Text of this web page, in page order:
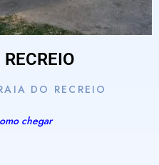
DO RECREIO
chegar